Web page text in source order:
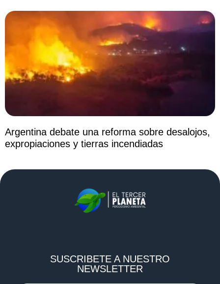
Argentina debate una reforma sobre desalojos,
expropiaciones y tierras incendiadas
SUSCRIBETE A NUESTRO
NEWSLETTER